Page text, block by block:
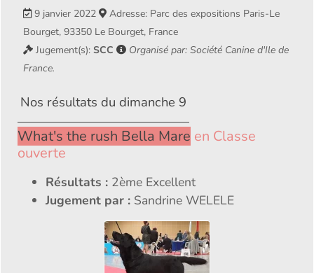
9 janvier 2022
Adresse: Parc des expositions Paris-Le
Bourget, 93350 Le Bourget, France
Jugement(s): SCC
Organisé par: Société Canine d'Ile de
France.
Nos résultats du dimanche 9
What's the rush Bella Mare en Classe
ouverte
Résultats : 2ème Excellent
Jugement par : Sandrine WELELE